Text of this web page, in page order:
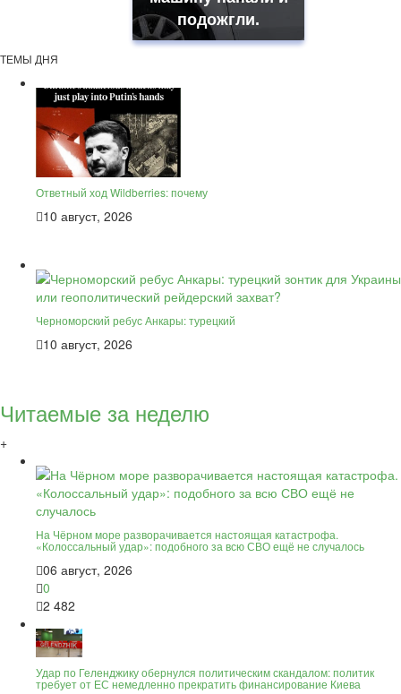
подожгли.
ТЕМЫ ДНЯ
Ответный ход Wildberries: почему
10 август, 2026
Черноморский ребус Анкары: турецкий
10 август, 2026
Читаемые за неделю
+
На Чёрном море разворачивается настоящая катастрофа.
«Колоссальный удар»: подобного за всю СВО ещё не случалось
06 август, 2026
0
2 482
Удар по Геленджику обернулся политическим скандалом: политик
требует от ЕС немедленно прекратить финансирование Киева